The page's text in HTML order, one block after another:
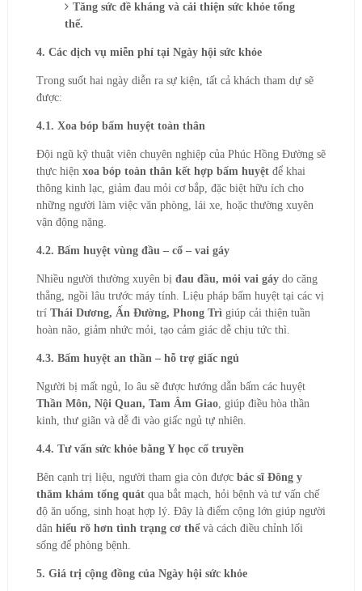
Tăng sức đề kháng và cải thiện sức khỏe tổng
thể.
4. Các dịch vụ miễn phí tại Ngày hội sức khỏe
Trong suốt hai ngày diễn ra sự kiện, tất cả khách tham dự sẽ
được:
4.1. Xoa bóp bấm huyệt toàn thân
Đội ngũ kỹ thuật viên chuyên nghiệp của Phúc Hồng Đường sẽ
thực hiện xoa bóp toàn thân kết hợp bấm huyệtđể khai
thông kinh lạc, giảm đau mỏi cơ bắp, đặc biệt hữu ích cho
những người làm việc văn phòng, lái xe, hoặc thường xuyên
vận động nặng.
4.2. Bấm huyệt vùng đầu – cổ – vai gáy
Nhiều người thường xuyên bị đau đầu, mỏi vai gáydo căng
thẳng, ngồi lâu trước máy tính. Liệu pháp bấm huyệt tại các vị
trí Thái Dương, Ấn Đường, Phong Trì giúp cải thiện tuần
hoàn não, giảm nhức mỏi, tạo cảm giác dễ chịu tức thì.
4.3. Bấm huyệt an thần – hỗ trợ giấc ngủ
Người bị mất ngủ, lo âu sẽ được hướng dẫn bấm các huyệt
Thần Môn, Nội Quan, Tam Âm Giao, giúp điều hòa thần
kinh, thư giãn và dễ đi vào giấc ngủ tự nhiên.
4.4. Tư vấn sức khỏe bằng Y học cổ truyền
Bên cạnh trị liệu, người tham gia còn được bác sĩ Đông y
thăm khám tổng quátqua bắt mạch, hỏi bệnh và tư vấn chế
độ ăn uống, sinh hoạt hợp lý. Đây là điểm cộng lớn giúp người
dân hiểu rõ hơn tình trạng cơ thểvà cách điều chỉnh lối
sống để phòng bệnh.
5. Giá trị cộng đồng của Ngày hội sức khỏe